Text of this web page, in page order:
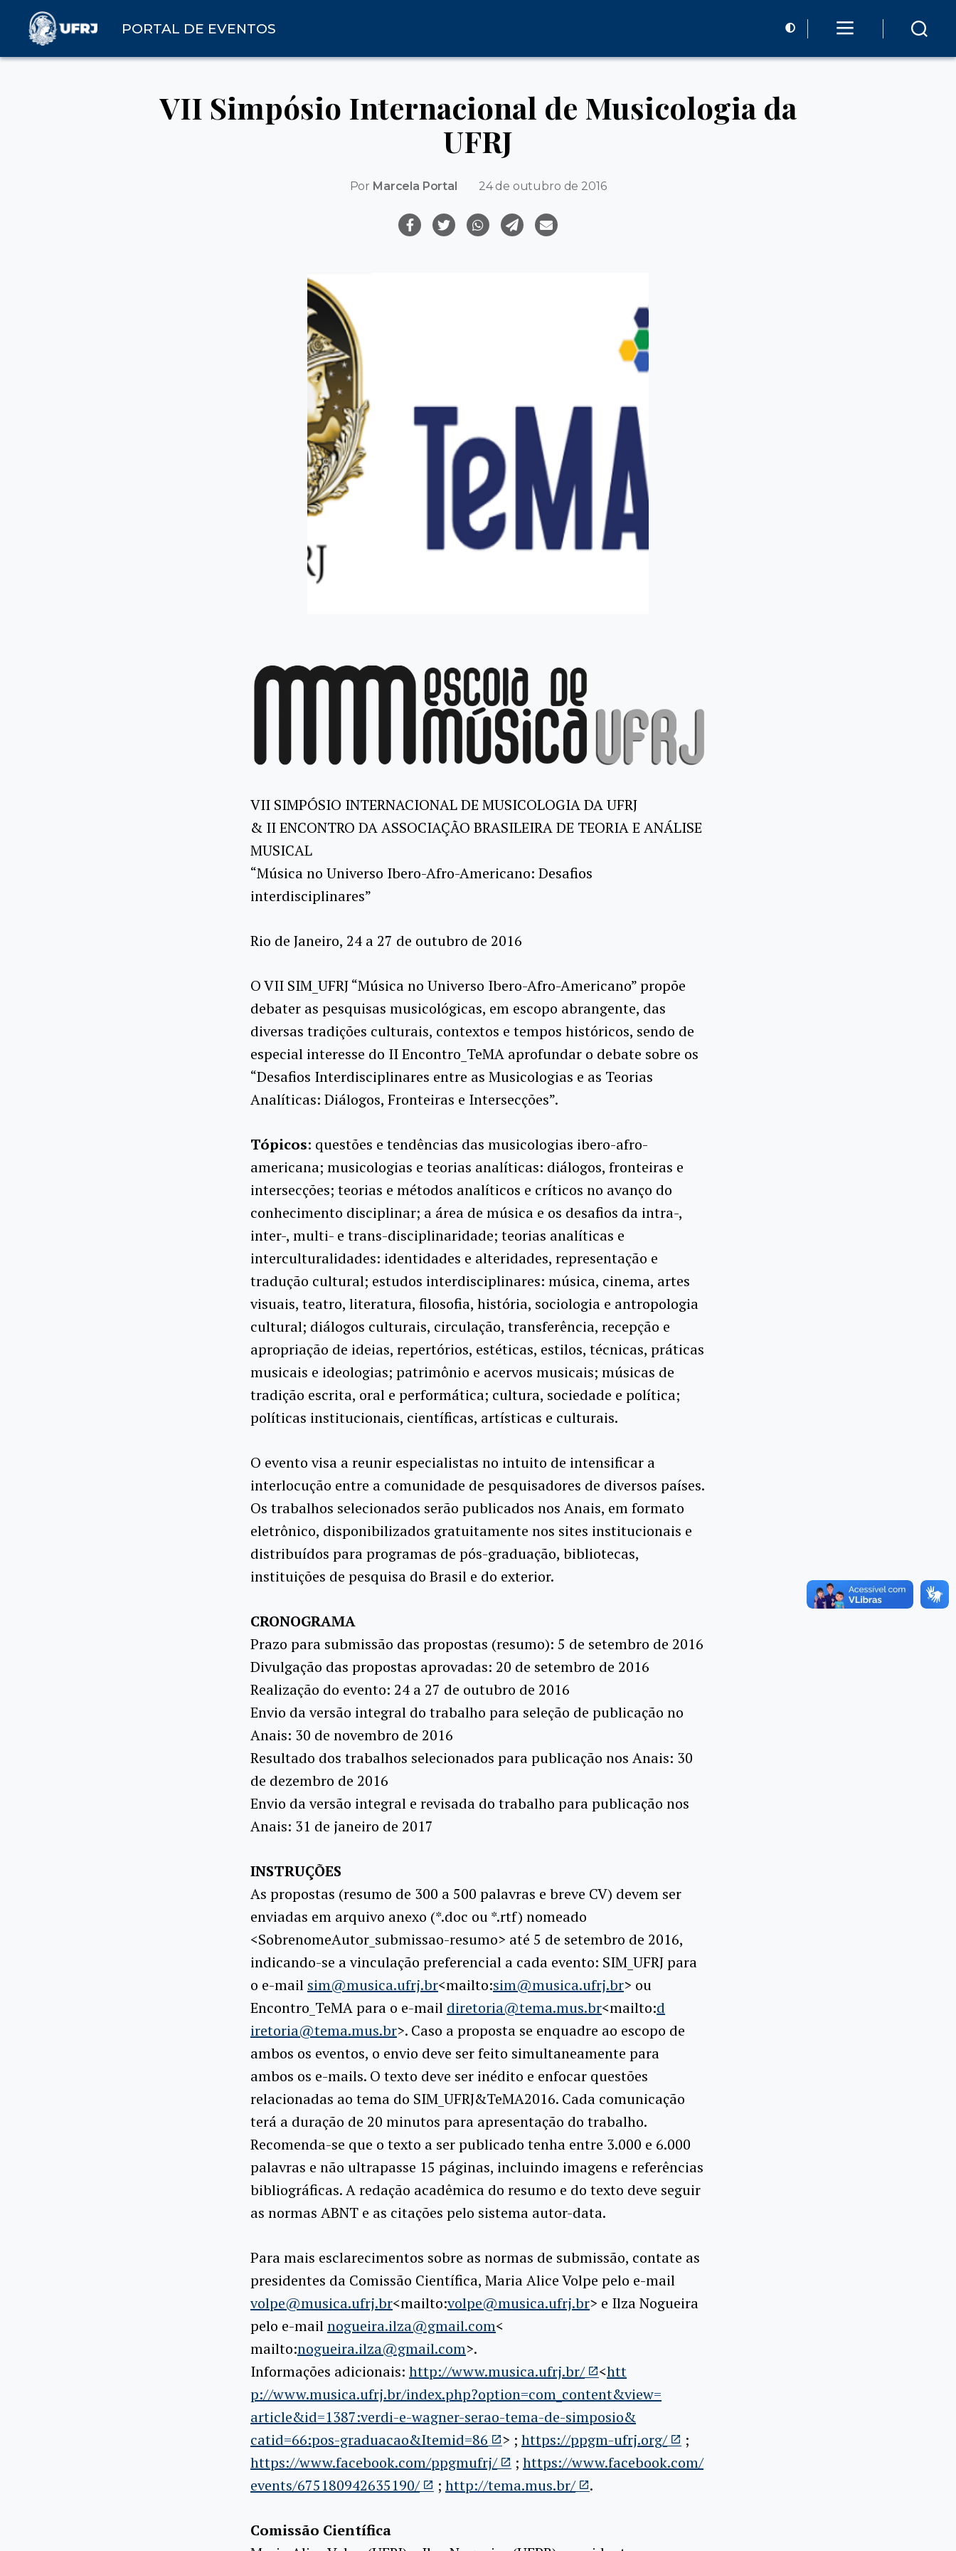
PORTAL DE EVENTOS
VII Simpósio Internacional de Musicologia da
UFRJ
Por Marcela Portal 24 de outubro de 2016
VII SIMPÓSIO INTERNACIONAL DE MUSICOLOGIA DA UFRJ
& II ENCONTRO DA ASSOCIAÇÃO BRASILEIRA DE TEORIA E ANÁLISE
MUSICAL
“Música no Universo Ibero-Afro-Americano: Desafios
interdisciplinares”
Rio de Janeiro, 24 a 27 de outubro de 2016
O VII SIM_UFRJ “Música no Universo Ibero-Afro-Americano” propõe
debater as pesquisas musicológicas, em escopo abrangente, das
diversas tradições culturais, contextos e tempos históricos, sendo de
especial interesse do II Encontro_TeMA aprofundar o debate sobre os
“Desafios Interdisciplinares entre as Musicologias e as Teorias
Analíticas: Diálogos, Fronteiras e Intersecções”.
Tópicos: questões e tendências das musicologias ibero-afro-
americana; musicologias e teorias analíticas: diálogos, fronteiras e
intersecções; teorias e métodos analíticos e críticos no avanço do
conhecimento disciplinar; a área de música e os desafios da intra-,
inter-, multi- e trans-disciplinaridade; teorias analíticas e
interculturalidades: identidades e alteridades, representação e
tradução cultural; estudos interdisciplinares: música, cinema, artes
visuais, teatro, literatura, filosofia, história, sociologia e antropologia
cultural; diálogos culturais, circulação, transferência, recepção e
apropriação de ideias, repertórios, estéticas, estilos, técnicas, práticas
musicais e ideologias; patrimônio e acervos musicais; músicas de
tradição escrita, oral e performática; cultura, sociedade e política;
políticas institucionais, científicas, artísticas e culturais.
O evento visa a reunir especialistas no intuito de intensificar a
interlocução entre a comunidade de pesquisadores de diversos países.
Os trabalhos selecionados serão publicados nos Anais, em formato
eletrônico, disponibilizados gratuitamente nos sites institucionais e
distribuídos para programas de pós-graduação, bibliotecas,
instituições de pesquisa do Brasil e do exterior.
CRONOGRAMA
Prazo para submissão das propostas (resumo): 5 de setembro de 2016
Divulgação das propostas aprovadas: 20 de setembro de 2016
Realização do evento: 24 a 27 de outubro de 2016
Envio da versão integral do trabalho para seleção de publicação no
Anais: 30 de novembro de 2016
Resultado dos trabalhos selecionados para publicação nos Anais: 30
de dezembro de 2016
Envio da versão integral e revisada do trabalho para publicação nos
Anais: 31 de janeiro de 2017
INSTRUÇÕES
As propostas (resumo de 300 a 500 palavras e breve CV) devem ser
enviadas em arquivo anexo (*.doc ou *.rtf) nomeado
<SobrenomeAutor_submissao-resumo> até 5 de setembro de 2016,
indicando-se a vinculação preferencial a cada evento: SIM_UFRJ para
o e-mail sim@musica.ufrj.br<mailto:sim@musica.ufrj.br> ou
Encontro_TeMA para o e-mail diretoria@tema.mus.br<mailto:d
iretoria@tema.mus.br>. Caso a proposta se enquadre ao escopo de
ambos os eventos, o envio deve ser feito simultaneamente para
ambos os e-mails. O texto deve ser inédito e enfocar questões
relacionadas ao tema do SIM_UFRJ&TeMA2016. Cada comunicação
terá a duração de 20 minutos para apresentação do trabalho.
Recomenda-se que o texto a ser publicado tenha entre 3.000 e 6.000
palavras e não ultrapasse 15 páginas, incluindo imagens e referências
bibliográficas. A redação acadêmica do resumo e do texto deve seguir
as normas ABNT e as citações pelo sistema autor-data.
Para mais esclarecimentos sobre as normas de submissão, contate as
presidentes da Comissão Científica, Maria Alice Volpe pelo e-mail
volpe@musica.ufrj.br<mailto:volpe@musica.ufrj.br> e Ilza Nogueira
pelo e-mailnogueira.ilza@gmail.com<
mailto:nogueira.ilza@gmail.com>.
Informações adicionais: http://www.musica.ufrj.br/ <htt
p://www.musica.ufrj.br/index.php?option=com_content&view=
article&id=1387:verdi-e-wagner-serao-tema-de-simposio&
catid=66:pos-graduacao&Itemid=86 > ; https://ppgm-ufrj.org/
;
https://www.facebook.com/ppgmufrj/ ; https://www.facebook.com/
events/675180942635190/
; http://tema.mus.br/ .
Comissão Científica